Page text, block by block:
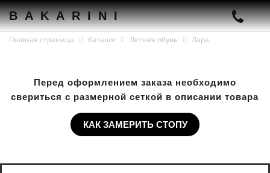
BAKARINI
Главная страница Каталог Летняя обувь Лара
Перед оформлением заказа необходимо
свериться с размерной сеткой в описании товара
КАК ЗАМЕРИТЬ СТОПУ